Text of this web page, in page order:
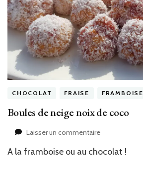
CHOCOLAT FRAISE FRAMBOISE
Boules de neige noix de coco
Laisser un commentairesur
de
A la framboise ou au chocolat !